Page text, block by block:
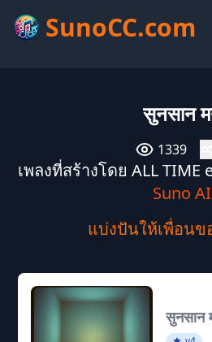
SunoCC.com
सुनसान
1339
เพลงที่สร้างโดย ALL
Suno AI
แบ่งปันให้เพื่อนข
सुनसान